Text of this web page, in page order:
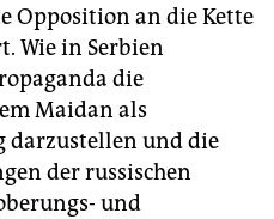
Opposition an die Kette
Wie in Serbien
die
Maidan als
darzustellen und die
der russischen
und